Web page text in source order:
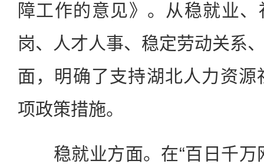
障工作的意见》。从稳就业
岗、人才人事、稳定劳动关系
面，明确了支持湖北人力资
项政策措施。
稳就业方面。在“百日千万